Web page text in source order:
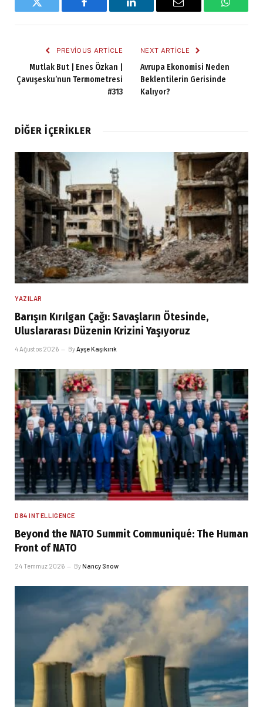
Twitter Facebook LinkedIn Email
PREVIOUS ARTICLE
Mutlak But | Enes Özkan |
Çavuşesku’nun Termometresi
#313
NEXT ARTICLE
Avrupa Ekonomisi Neden
Beklentilerin Gerisinde
Kalıyor?
DIĞER İÇERIKLER
YAZILAR
Barışın Kırılgan Çağı: Savaşların Ötesinde,
Uluslararası Düzenin Krizini Yaşıyoruz
4 Ağustos 2026 ByAyşe Kaşıkırık
D84 INTELLIGENCE
Beyond the NATO Summit Communiqué: The Human
Front of NATO
24 Temmuz 2026 ByNancy Snow